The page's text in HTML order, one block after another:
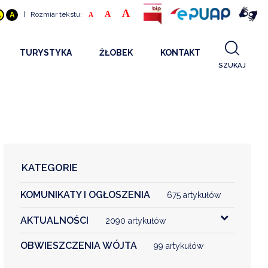
A | Rozmiar tekstu: A A A
TURYSTYKA ŻŁOBEK
KONTAKT
KONTAKT
SZUKAJ
KATEGORIE
KOMUNIKATY I OGŁOSZENIA 675 artykułów
AKTUALNOŚCI 2090 artykułów
OBWIESZCZENIA WÓJTA 99 artykułów